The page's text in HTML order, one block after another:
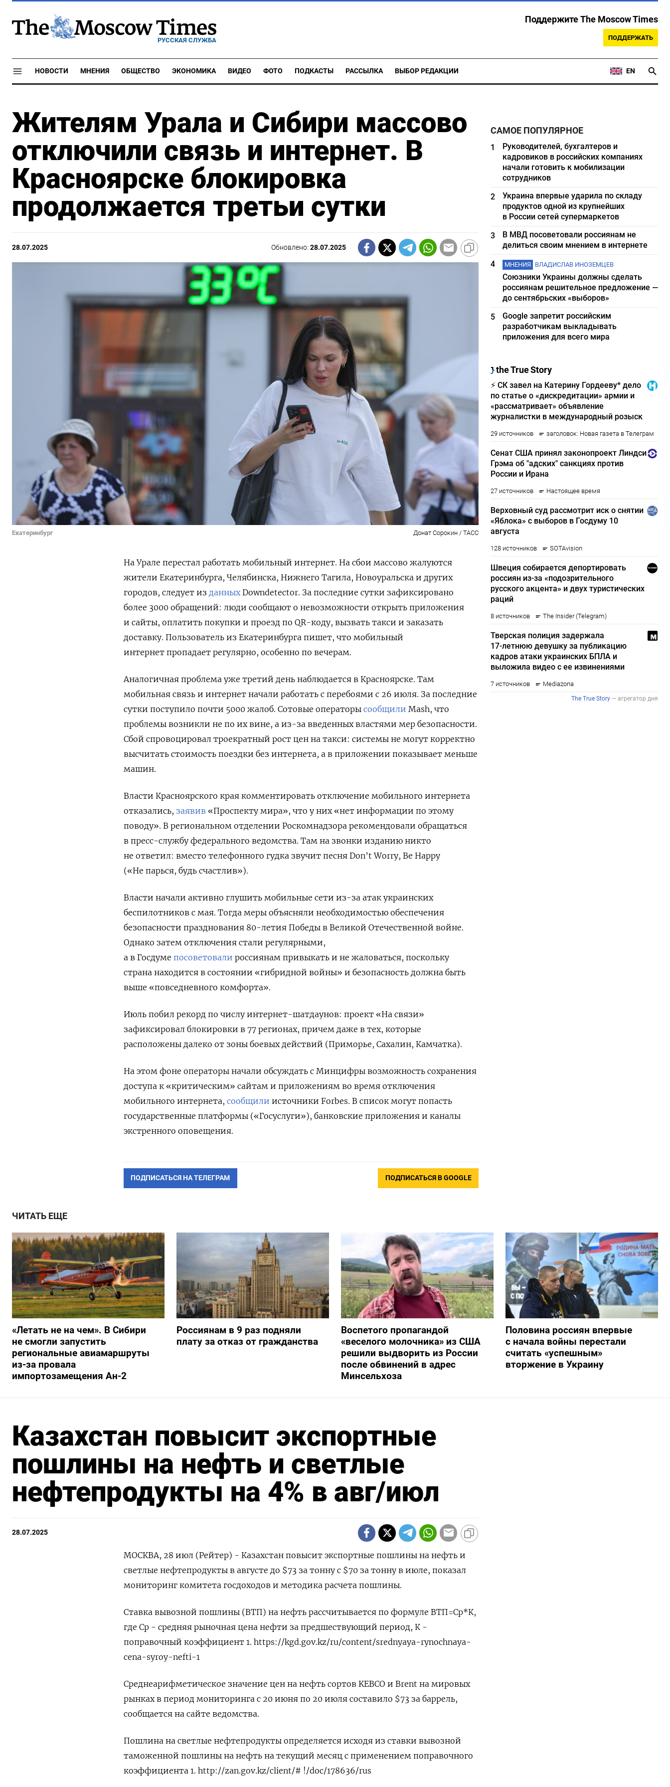
РУССКАЯ СЛУЖБА
Поддержите The Moscow Times
ПОДДЕРЖАТЬ
НОВОСТИ МНЕНИЯ ОБЩЕСТВО ЭКОНОМИКА ВИДЕО ФОТО ПОДКАСТЫ РАССЫЛКА ВЫБОР РЕДАКЦИИ EN
Жителям Урала и Сибири массово
отключили связь и интернет. В
Красноярске блокировка
продолжается третьи сутки
28.07.2025 Обновлено:28.07.2025
Екатеринбург Донат Сорокин / ТАСС
На Урале перестал работать мобильный интернет. На сбои массово жалуются
жители Екатеринбурга, Челябинска, Нижнего Тагила, Новоуральска и других
городов, следует из данныхDowndetector. За последние сутки зафиксировано
более 3000 обращений: люди сообщают о невозможности открыть приложения
и сайты, оплатить покупки и проезд по QR-коду, вызвать такси и заказать
доставку. Пользователь из Екатеринбурга пишет, что мобильный
интернет пропадает регулярно, особенно по вечерам.
Аналогичная проблема уже третий день наблюдается в Красноярске. Там
мобильная связь и интернет начали работать с перебоями с 26 июля. За последние
сутки поступило почти 5000 жалоб. Сотовые операторы сообщили Mash, что
проблемы возникли не по их вине, а из-за введенных властями мер безопасности.
Сбой спровоцировал троекратный рост цен на такси: системы не могут корректно
высчитать стоимость поездки без интернета, а в приложении показывает меньше
машин.
Власти Красноярского края комментировать отключение мобильного интернета
отказались, заявив «Проспекту мира», что у них «нет информации по этому
поводу». В региональном отделении Роскомнадзора рекомендовали обращаться
в пресс-службу федерального ведомства. Там на звонки изданию никто
не ответил: вместо телефонного гудка звучит песня Don’t Worry, Be Happy
(«Не парься, будь счастлив»).
Власти начали активно глушить мобильные сети из-за атак украинских
беспилотников с мая. Тогда меры объясняли необходимостью обеспечения
безопасности празднования 80-летия Победы в Великой Отечественной войне.
Однако затем отключения стали регулярными,
а в Госдуме посоветовали россиянам привыкать и не жаловаться, поскольку
страна находится в состоянии «гибридной войны» и безопасность должна быть
выше «повседневного комфорта».
Июль побил рекорд по числу интернет-шатдаунов: проект «На связи»
зафиксировал блокировки в 77 регионах, причем даже в тех, которые
расположены далеко от зоны боевых действий (Приморье, Сахалин, Камчатка).
На этом фоне операторы начали обсуждать с Минцифры возможность сохранения
доступа к «критическим» сайтам и приложениям во время отключения
мобильного интернета, сообщили источники Forbes. В список могут попасть
государственные платформы («Госуслуги»), банковские приложения и каналы
экстренного оповещения.
ПОДПИСАТЬСЯ НА ТЕЛЕГРАМ ПОДПИСАТЬСЯ В GOOGLE
САМОЕ ПОПУЛЯРНОЕ
1
Руководителей, бухгалтеров и
кадровиков в российских компаниях
начали готовить к мобилизации
сотрудников
2
Украина впервые ударила по складу
продуктов одной из крупнейших
в России сетей супермаркетов
3
В МВД посоветовали россиянам не
делиться своим мнением в интернете
4
МНЕНИЯ ВЛАДИСЛАВ ИНОЗЕМЦЕВ
Союзники Украины должны сделать
россиянам решительное предложение —
до сентябрьских «выборов»
5
Google запретит российским
разработчикам выкладывать
приложения для всего мира
ЧИТАТЬ ЕЩЕ
«Летать не на чем». В Сибири
не смогли запустить
региональные авиамаршруты
из-за провала
импортозамещения Ан-2
Россиянам в 9 раз подняли
плату за отказ от гражданства
Воспетого пропагандой
«веселого молочника» из США
решили выдворить из России
после обвинений в адрес
Минсельхоза
Половина россиян впервые
с начала войны перестали
считать «успешным»
вторжение в Украину
Казахстан повысит экспортные
пошлины на нефть и светлые
нефтепродукты на 4% в авг/июл
28.07.2025
МОСКВА, 28 июл (Рейтер) - Казахстан повысит экспортные пошлины на нефть и
светлые нефтепродукты в августе до $73 за тонну с $70 за тонну в июле, показал
мониторинг комитета госдоходов и методика расчета пошлины.
Ставка вывозной пошлины (ВТП) на нефть рассчитывается по формуле ВТП=Ср*К,
где Ср - средняя рыночная цена нефти за предшествующий период, К -
поправочный коэффициент 1. https://kgd.gov.kz/ru/content/srednyaya-rynochnaya-
cena-syroy-nefti-1
Среднеарифметическое значение цен на нефть сортов KEBCO и Brent на мировых
рынках в период мониторинга с 20 июня по 20 июля составило $73 за баррель,
сообщается на сайте ведомства.
Пошлина на светлые нефтепродукты определяется исходя из ставки вывозной
таможенной пошлины на нефть на текущий месяц с применением поправочного
коэффициента 1. http://zan.gov.kz/client/# !/doc/178636/rus